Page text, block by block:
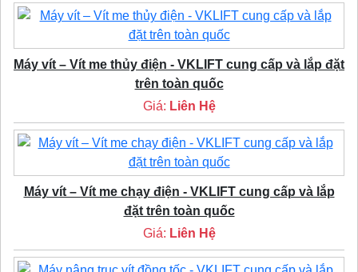
Máy vít – Vít me thủy điện - VKLIFT cung cấp và lắp đặt
trên toàn quốc
Giá: Liên Hệ
Máy vít – Vít me chạy điện - VKLIFT cung cấp và lắp
đặt trên toàn quốc
Giá: Liên Hệ